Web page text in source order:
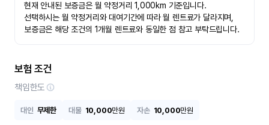
현재 안내된 보증금은 월 약정거리 1,000km 기준입니다.
선택하시는 월 약정거리와 대여기간에 따라 월 렌트료가 달라지며,
보증금은 해당 조건의 1개월 렌트료와 동일한 점 참고 부탁드립니다.
보험 조건
책임한도
대인 무제한 대물 10,000만원 자손 10,000만원